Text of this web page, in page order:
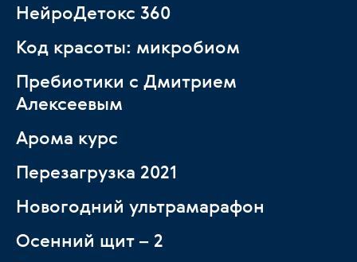
НейроДетокс 360
Код красоты: микробиом
Пребиотики с Дмитрием
Алексеевым
Арома курс
Перезагрузка 2021
Новогодний ультрамарафон
Осенний щит – 2